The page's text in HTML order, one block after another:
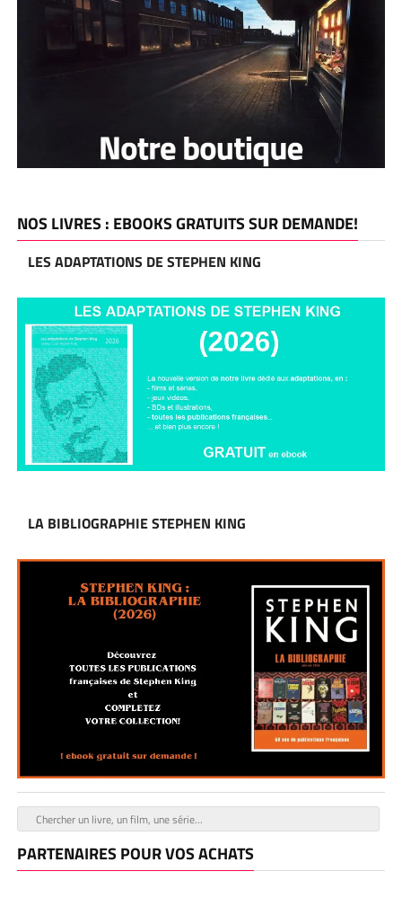
NOS LIVRES : EBOOKS GRATUITS SUR DEMANDE!
LES ADAPTATIONS DE STEPHEN KING
LA BIBLIOGRAPHIE STEPHEN KING
PARTENAIRES POUR VOS ACHATS